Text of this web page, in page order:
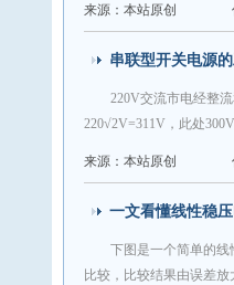
来源：本站原创
串联型开关电源
220V交流市电经整
220√2V=311V，此处
来源：本站原创
一文看懂线性稳
下图是一个简单的
比较，比较结果由误差